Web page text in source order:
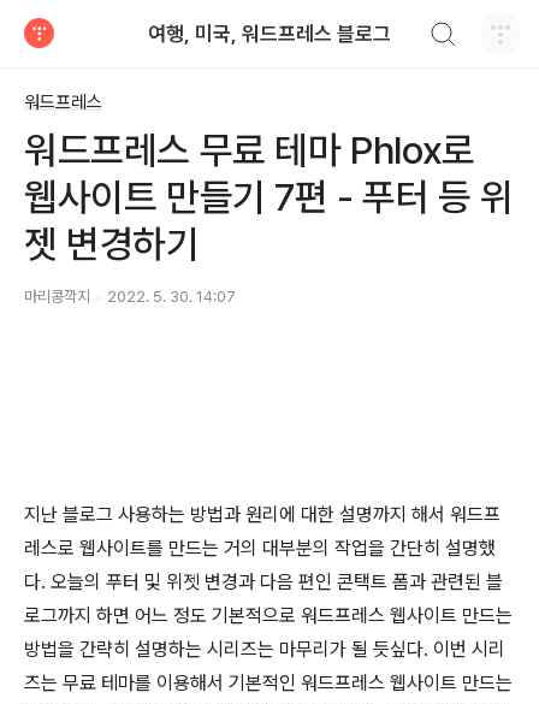
여행, 미국, 워드프레스 블로그
워드프레스
워드프레스 무료 테마 Phlox로
웹사이트 만들기 7편 - 푸터 등 위
젯 변경하기
마리콩깍지 2022. 5. 30. 14:07
지난 블로그 사용하는 방법과 원리에 대한 설명까지 해서 워드프
레스로 웹사이트를 만드는 거의 대부분의 작업을 간단히 설명했
다. 오늘의 푸터 및 위젯 변경과 다음 편인 콘택트 폼과 관련된 블
로그까지 하면 어느 정도 기본적으로 워드프레스 웹사이트 만드는
방법을 간략히 설명하는 시리즈는 마무리가 될 듯싶다. 이번 시리
즈는 무료 테마를 이용해서 기본적인 워드프레스 웹사이트 만드는